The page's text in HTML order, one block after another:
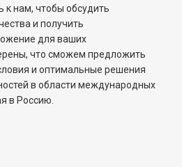
к нам, чтобы обсудить
и получить
для ваших
что сможем предложить
и оптимальные решения
в области международных
в Россию.